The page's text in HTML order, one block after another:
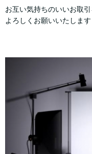
お互い気持ちのいいお取
よろしくお願いいたしま